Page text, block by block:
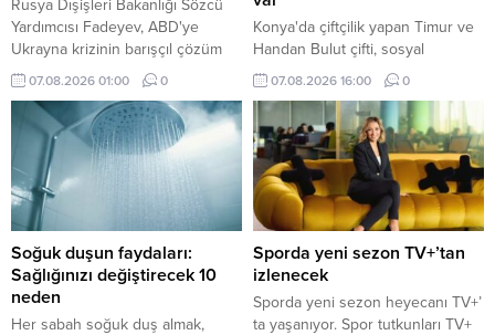
Rusya Dışişleri Bakanlığı Sözcü
Yardımcısı Fadeyev, ABD'ye
Ukrayna krizinin barışçıl çözüm
sürecine odaklanma çağrısında
bulunarak, "Amerikan
müzakerecilerinin yapıcı fikirleri
varsa, bunları istişare etmeye her
zaman hazırız." dedi.
07.08.2026 01:00 0
Konya'da çiftçilik yapan Timur ve
Handan Bulut çifti, sosyal
medyada tanıştıkları aileleri "köy
oteli" adını verdikleri çiftlik evinde
ücretsiz ağırlıyor.
07.08.2026 16:00 0
Soğuk duşun faydaları:
Sağlığınızı değiştirecek 10
neden
Her sabah soğuk duş almak,
Sporda yeni sezon TV+’tan
izlenecek
Sporda yeni sezon heyecanı TV+’
ta yaşanıyor. Spor tutkunları TV+